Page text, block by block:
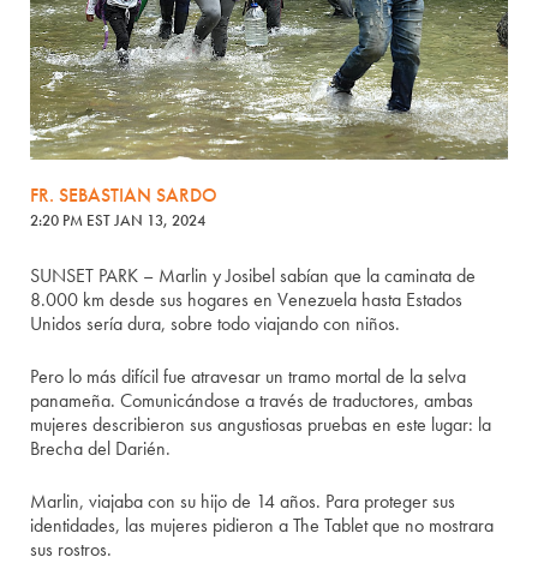
FR. SEBASTIAN SARDO
2:20 PM EST JAN 13, 2024
SUNSET PARK – Marlin y Josibel sabían que la caminata de
8.000 km desde sus hogares en Venezuela hasta Estados
Unidos sería dura, sobre todo viajando con niños.
Pero lo más difícil fue atravesar un tramo mortal de la selva
panameña. Comunicándose a través de traductores, ambas
mujeres describieron sus angustiosas pruebas en este lugar: la
Brecha del Darién.
Marlin, viajaba con su hijo de 14 años. Para proteger sus
identidades, las mujeres pidieron a The Tablet que no mostrara
sus rostros.